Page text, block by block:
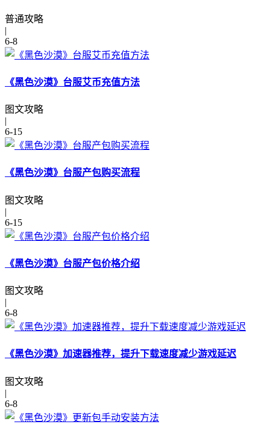
普通攻略
|
6-8
《黑色沙漠》台服艾币充值方法
图文攻略
|
6-15
《黑色沙漠》台服产包购买流程
图文攻略
|
6-15
《黑色沙漠》台服产包价格介绍
图文攻略
|
6-8
《黑色沙漠》加速器推荐，提升下载速度减少游戏延迟
图文攻略
|
6-8